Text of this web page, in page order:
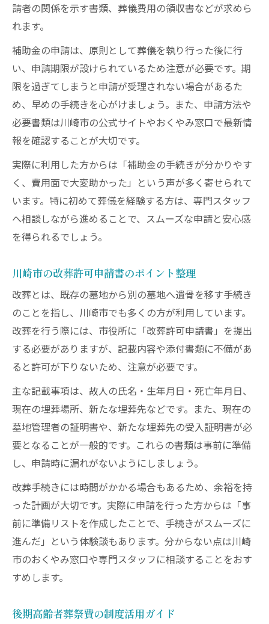
請者の関係を示す書類、葬儀費用の領収書などが求めら
れます。
補助金の申請は、原則として葬儀を執り行った後に行
い、申請期限が設けられているため注意が必要です。期
限を過ぎてしまうと申請が受理されない場合があるた
め、早めの手続きを心がけましょう。また、申請方法や
必要書類は川崎市の公式サイトやおくやみ窓口で最新情
報を確認することが大切です。
実際に利用した方からは「補助金の手続きが分かりやす
く、費用面で大変助かった」という声が多く寄せられて
います。特に初めて葬儀を経験する方は、専門スタッフ
へ相談しながら進めることで、スムーズな申請と安心感
を得られるでしょう。
川崎市の改葬許可申請書のポイント整理
改葬とは、既存の墓地から別の墓地へ遺骨を移す手続き
のことを指し、川崎市でも多くの方が利用しています。
改葬を行う際には、市役所に「改葬許可申請書」を提出
する必要がありますが、記載内容や添付書類に不備があ
ると許可が下りないため、注意が必要です。
主な記載事項は、故人の氏名・生年月日・死亡年月日、
現在の埋葬場所、新たな埋葬先などです。また、現在の
墓地管理者の証明書や、新たな埋葬先の受入証明書が必
要となることが一般的です。これらの書類は事前に準備
し、申請時に漏れがないようにしましょう。
改葬手続きには時間がかかる場合もあるため、余裕を持
った計画が大切です。実際に申請を行った方からは「事
前に準備リストを作成したことで、手続きがスムーズに
進んだ」という体験談もあります。分からない点は川崎
市のおくやみ窓口や専門スタッフに相談することをおす
すめします。
後期高齢者葬祭費の制度活用ガイド